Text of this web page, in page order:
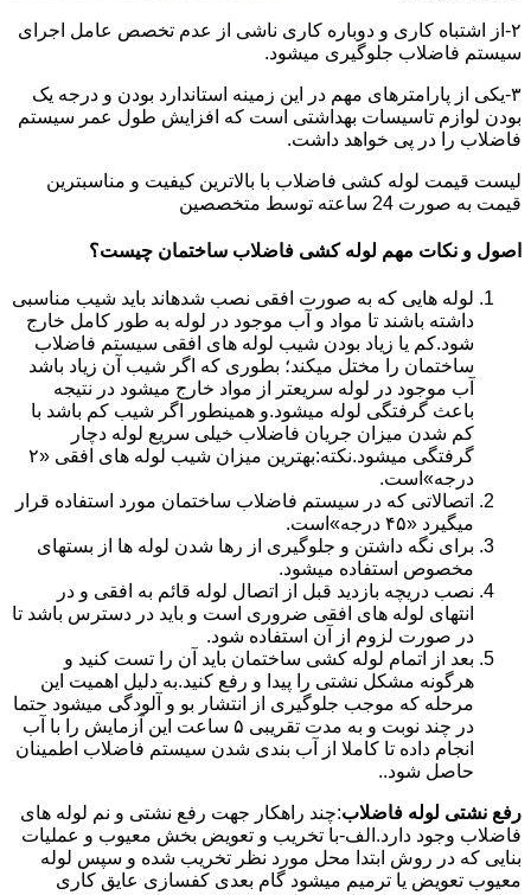
۲-از اشتباه کاری و دوباره کاری ناشی از عدم تخصص عامل اجرای
سیستم فاضلاب جلوگیری میشود.
۳-یکی از پارامترهای مهم در این زمینه استاندارد بودن و درجه یک
بودن لوازم تاسیسات بهداشتی است که افزایش طول عمر سیستم
فاضلاب را در پی خواهد داشت.
لیست قیمت لوله کشی فاضلاب با بالاترین کیفیت و مناسبترین
قیمت به صورت 24 ساعته توسط متخصصین
اصول و نکات مهم لوله کشی فاضلاب ساختمان چیست؟
لوله هایی که به صورت افقی نصب شدهاند باید شیب مناسبی
داشته باشند تا مواد و آب موجود در لوله به طور کامل خارج
شود.کم یا زیاد بودن شیب لوله های افقی سیستم فاضلاب
ساختمان را مختل میکند؛ بطوری که اگر شیب آن زیاد باشد
آب موجود در لوله سریعتر از مواد خارج میشود در نتیجه
باعث گرفتگی لوله میشود.و همینطور اگر شیب کم باشد با
کم شدن میزان جریان فاضلاب خیلی سریع لوله دچار
گرفتگی میشود.نکته:بهترین میزان شیب لوله های افقی «۲
درجه»است.
اتصالاتی که در سیستم فاضلاب ساختمان مورد استفاده قرار
میگیرد «۴۵ درجه»است.
برای نگه داشتن و جلوگیری از رها شدن لوله ها از بستهای
مخصوص استفاده میشود.
نصب دریچه بازدید قبل از اتصال لوله قائم به افقی و در
انتهای لوله های افقی ضروری است و باید در دسترس باشد تا
در صورت لزوم از آن استفاده شود.
بعد از اتمام لوله کشی ساختمان باید آن را تست کنید و
هرگونه مشکل نشتی را پیدا و رفع کنید.به دلیل اهمیت این
مرحله که موجب جلوگیری از انتشار بو و آلودگی میشود حتما
در چند نوبت و به مدت تقریبی ۵ ساعت این آزمایش را با آب
انجام داده تا کاملا از آب بندی شدن سیستم فاضلاب اطمینان
حاصل شود..
رفع نشتی لوله فاضلاب:چند راهکار جهت رفع نشتی و نم لوله های
فاضلاب وجود دارد.الف-با تخریب و تعویض بخش معیوب و عملیات
بنایی که در روش ابتدا محل مورد نظر تخریب شده و سپس لوله
معیوب تعویض یا ترمیم میشود گام بعدی کفسازی عایق کاری